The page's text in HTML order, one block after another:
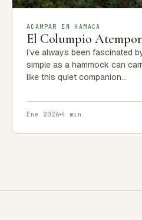
ACAMPAR EN HAMACA
El Columpio
I’ve always been fascinated
simple as a hammock can
like this quiet companion…
Ene 2026 4 min